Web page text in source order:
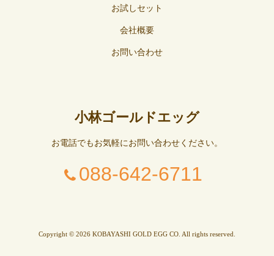
お試しセット
会社概要
お問い合わせ
小林ゴールドエッグ
お電話でもお気軽にお問い合わせください。
088-642-6711
Copyright © 2026 KOBAYASHI GOLD EGG CO. All rights reserved.